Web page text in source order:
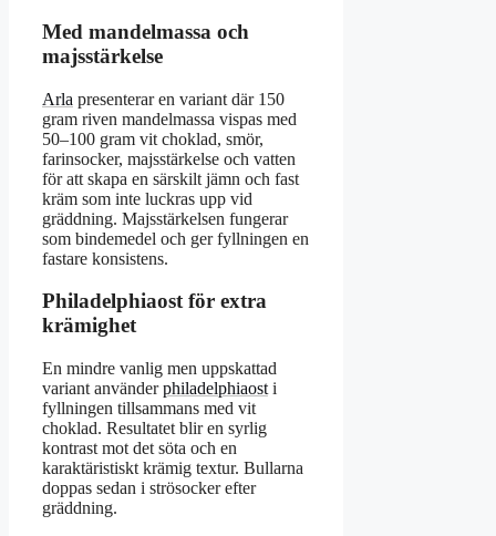
Med mandelmassa och
majsstärkelse
Arla presenterar en variant där 150
gram riven mandelmassa vispas med
50–100 gram vit choklad, smör,
farinsocker, majsstärkelse och vatten
för att skapa en särskilt jämn och fast
kräm som inte luckras upp vid
gräddning. Majsstärkelsen fungerar
som bindemedel och ger fyllningen en
fastare konsistens.
Philadelphiaost för extra
krämighet
En mindre vanlig men uppskattad
variant använderphiladelphiaost i
fyllningen tillsammans med vit
choklad. Resultatet blir en syrlig
kontrast mot det söta och en
karaktäristiskt krämig textur. Bullarna
doppas sedan i strösocker efter
gräddning.